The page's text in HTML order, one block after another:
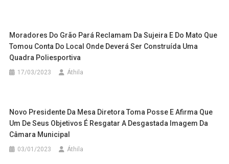
Moradores Do Grão Pará Reclamam Da Sujeira E Do Mato Que
Tomou Conta Do Local Onde Deverá Ser Construída Uma
Quadra Poliesportiva
17/03/2023 Áthila
Novo Presidente Da Mesa Diretora Toma Posse E Afirma Que
Um De Seus Objetivos É Resgatar A Desgastada Imagem Da
Câmara Municipal
03/01/2023 Áthila